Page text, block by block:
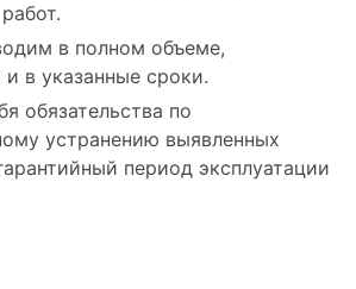
в полном объеме,
и в указанные сроки.
обязательства по
устранению выявленных
период эксплуатации